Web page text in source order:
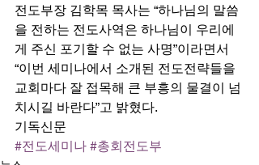
전도부장 김학목 목사는 “하나님의 말씀
을 전하는 전도사역은 하나님이 우리에
게 주신 포기할 수 없는 사명”이라면서
“이번 세미나에서 소개된 전도전략들을
교회마다 잘 접목해 큰 부흥의 물결이 넘
치시길 바란다”고 밝혔다.
기독신문
#전도세미나 #총회전도부